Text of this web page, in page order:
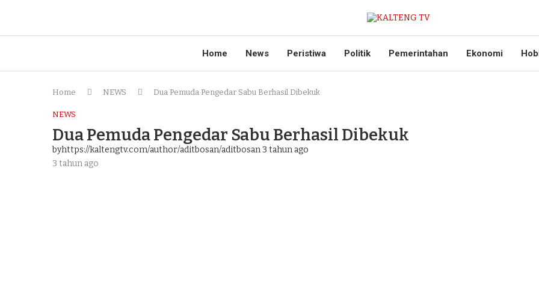
Home News Peristiwa Politik Pemerintahan Ekonomi
Home NEWS Dua Pemuda Pengedar Sabu Berhasil Dibekuk
NEWS
Dua Pemuda Pengedar Sabu Berhasil Dibekuk
byhttps://kaltengtv.com/author/aditbosan/aditbosan3 tahun ago
3 tahun ago